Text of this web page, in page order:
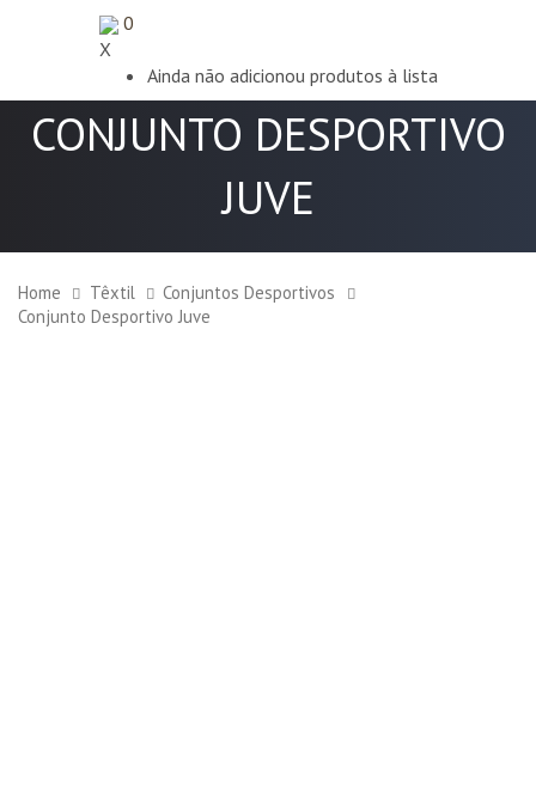
0
X
Ainda não adicionou produtos à lista
CONJUNTO DESPORTIVO
JUVE
Home Têxtil
Conjuntos Desportivos
Conjunto Desportivo Juve